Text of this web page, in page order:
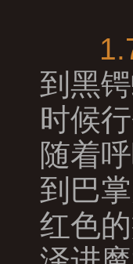
到黑
时候
随着
到巴
红色